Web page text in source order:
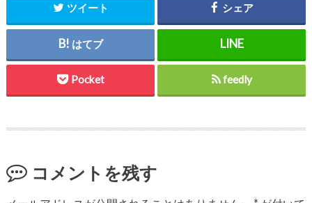
ツイート シェア
はてブ
Pocket feedly
コメントを残す